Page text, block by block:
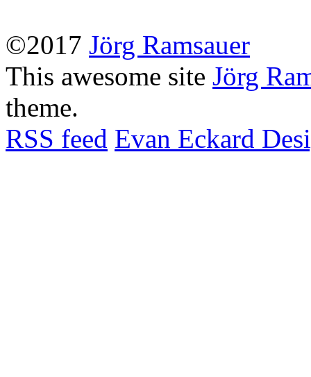
©2017 Jörg Ramsauer
This awesome site Jörg
theme.
RSS feed Evan Eckard